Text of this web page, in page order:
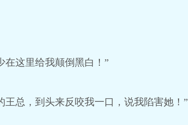
这里给我颠倒黑白！”
总，到头来反咬我一口，说我陷害她！”